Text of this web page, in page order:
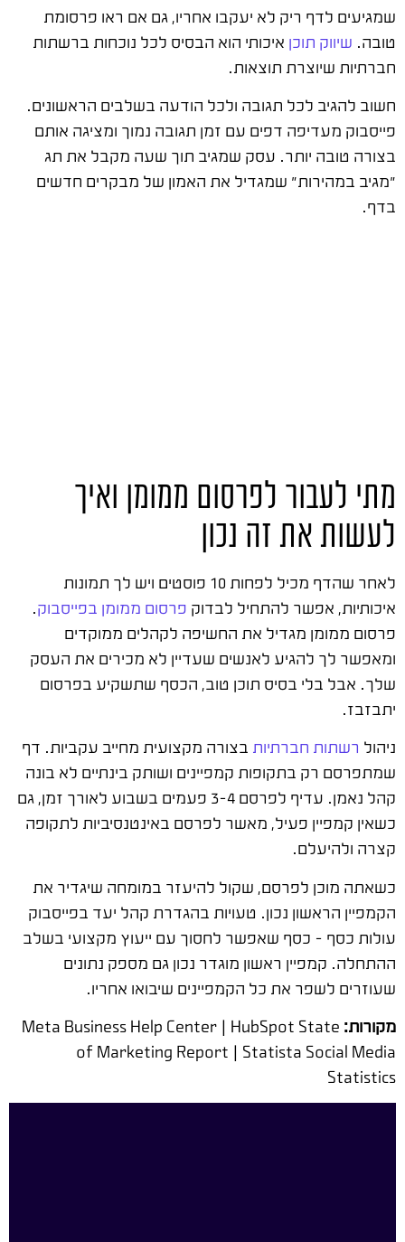
שמגיעים לדף ריק לא יעקבו אחריו, גם אם ראו פרסומת
טובה. שיווק תוכן איכותי הוא הבסיס לכל נוכחות ברשתות
חברתיות שיוצרת תוצאות.
חשוב להגיב לכל תגובה ולכל הודעה בשלבים הראשונים.
פייסבוק מעדיפה דפים עם זמן תגובה נמוך ומציגה אותם
בצורה טובה יותר. עסק שמגיב תוך שעה מקבל את תג
"מגיב במהירות" שמגדיל את האמון של מבקרים חדשים
בדף.
מתי לעבור לפרסום ממומן ואיך
לעשות את זה נכון
לאחר שהדף מכיל לפחות 10 פוסטים ויש לך תמונות
איכותיות, אפשר להתחיל לבדוק פרסום ממומן בפייסבוק.
פרסום ממומן מגדיל את החשיפה לקהלים ממוקדים
ומאפשר לך להגיע לאנשים שעדיין לא מכירים את העסק
שלך. אבל בלי בסיס תוכן טוב, הכסף שתשקיע בפרסום
יתבזבז.
ניהול רשתות חברתיות בצורה מקצועית מחייב עקביות. דף
שמתפרסם רק בתקופות קמפיינים ושותק בינתיים לא בונה
קהל נאמן. עדיף לפרסם 3-4 פעמים בשבוע לאורך זמן, גם
כשאין קמפיין פעיל, מאשר לפרסם באינטנסיביות לתקופה
קצרה ולהיעלם.
כשאתה מוכן לפרסם, שקול להיעזר במומחה שיגדיר את
הקמפיין הראשון נכון. טעויות בהגדרת קהל יעד בפייסבוק
עולות כסף – כסף שאפשר לחסוך עם ייעוץ מקצועי בשלב
ההתחלה. קמפיין ראשון מוגדר נכון גם מספק נתונים
שעוזרים לשפר את כל הקמפיינים שיבואו אחריו.
מקורות: Meta Business Help Center | HubSpot State
of Marketing Report | Statista Social Media
Statistics